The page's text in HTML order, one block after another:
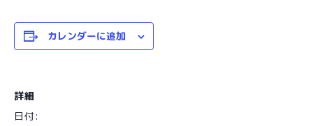
カレンダーに追加
詳細
日付: